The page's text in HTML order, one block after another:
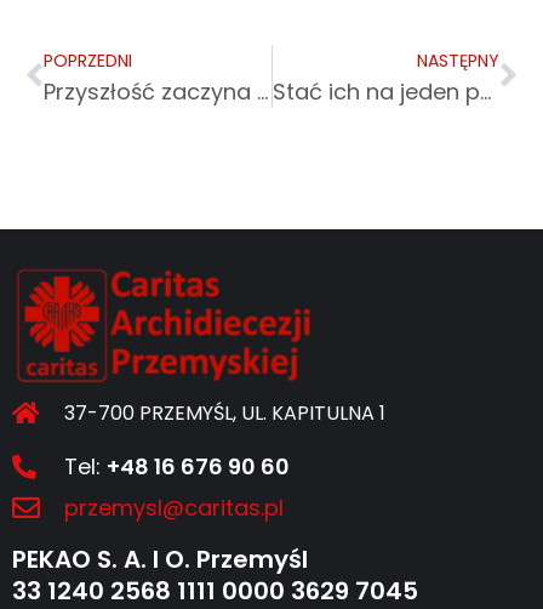
POPRZEDNI
Przyszłość zaczyna się dzisiaj
NASTĘPNY
Stać ich na jeden posiłek dziennie. Pomaga Caritas
37-700 PRZEMYŚL, UL. KAPITULNA 1
Tel: +48 16 676 90 60
przemysl@caritas.pl
PEKAO S. A. I O. Przemyśl
33 1240 2568 1111 0000 3629 7045